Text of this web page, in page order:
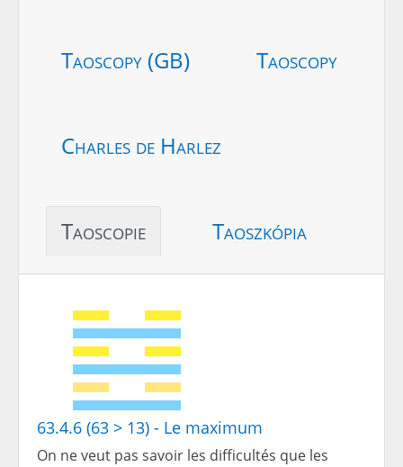
Taoscopy (GB) Taoscopy
Charles de Harlez
Taoscopie Taoszkópia
63.4.6 (63 > 13) - Le maximum
On ne veut pas savoir les difficultés que les